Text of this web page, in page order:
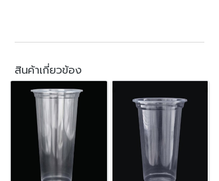
สินค้าเกี่ยวข้อง